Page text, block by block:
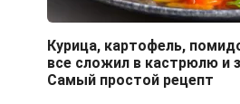
Курица, картофель,
все сложил в кастрюлю и
Самый простой рецепт